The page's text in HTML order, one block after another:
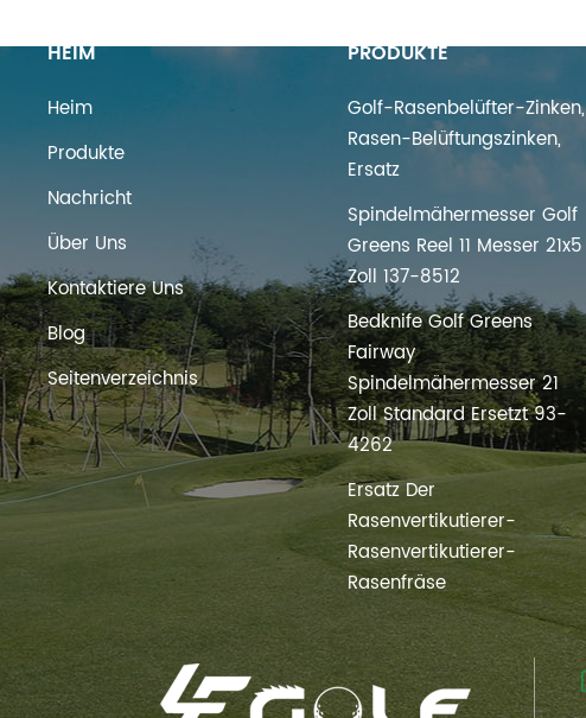
HEIM
Heim
Produkte
Nachricht
Über Uns
Kontaktiere Uns
Blog
Seitenverzeichnis
PRODUKTE
Golf-Rasenbelüfter-Zinken,
Rasen-Belüftungszinken,
Ersatz
Spindelmähermesser Golf
Greens Reel 11 Messer 21x5
Zoll 137-8512
Bedknife Golf Greens
Fairway
Spindelmähermesser 21
Zoll Standard Ersetzt 93-
4262
Ersatz Der
Rasenvertikutierer-
Rasenvertikutierer-
Rasenfräse